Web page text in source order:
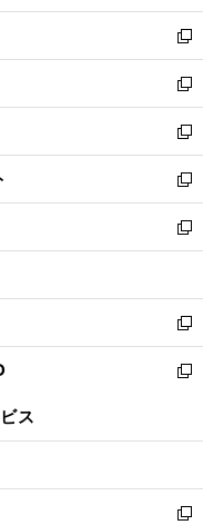
開
く
ウ
で
開
く
ン
ド
ウ
で
開
く
ウ
ィ
ン
ド
ウ
で
開
く
新
し
い
ウ
ィ
ン
ド
ウ
で
開
新
し
い
ウ
ィ
ン
ド
ウ
開
く
新
し
い
ウ
ィ
ン
ウ
で
開
く
新
し
い
ウ
ン
ド
ウ
で
新
し
ウ
ィ
ン
ド
開
新
し
い
ン
ウ
で
新
ウ
ン
ド
ス
新